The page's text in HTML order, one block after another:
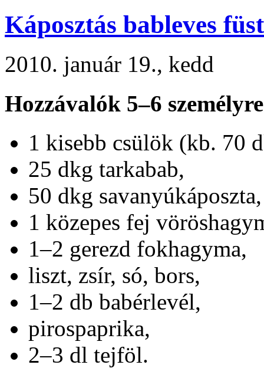
Káposztás bableves
2010. január 19., kedd
Hozzávalók 5–6
1 kisebb csülök (kb. 70
25 dkg tarkabab,
50 dkg savanyúkáposzta,
1 közepes fej
1–2 gerezd fokhagyma,
liszt, zsír, só, bors,
1–2 db babérlevél,
pirospaprika,
2–3 dl tejföl.